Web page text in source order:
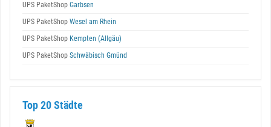
UPS PaketShop Garbsen
UPS PaketShop Wesel am Rhein
UPS PaketShop Kempten (Allgäu)
UPS PaketShop Schwäbisch Gmünd
Top 20 Städte